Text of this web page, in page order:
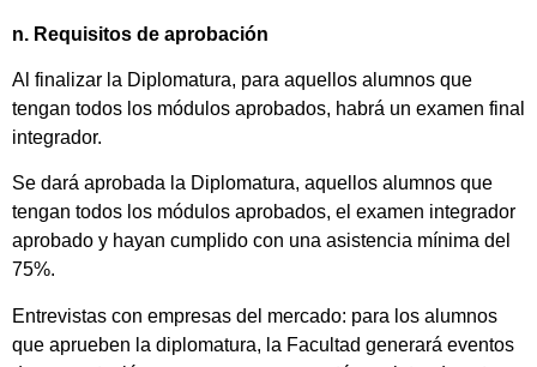
n. Requisitos de aprobación
Al finalizar la Diplomatura, para aquellos alumnos que
tengan todos los módulos aprobados, habrá un examen final
integrador.
Se dará aprobada la Diplomatura, aquellos alumnos que
tengan todos los módulos aprobados, el examen integrador
aprobado y hayan cumplido con una asistencia mínima del
75%.
Entrevistas con empresas del mercado: para los alumnos
que aprueben la diplomatura, la Facultad generará eventos